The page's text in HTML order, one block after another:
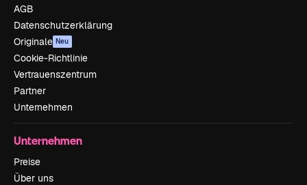
AGB
Datenschutzerklärung
Originale Neu
Cookie-Richtlinie
Vertrauenszentrum
Partner
Unternehmen
Unternehmen
Preise
Über uns